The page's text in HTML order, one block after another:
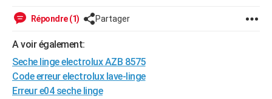
Forum
Aménagement intérieur
Extérieur
Cuisine
Salle de bains
Jardinage
Rangement
WEEK-END
LIFESTYLE
Art de vivre
Bien-être
Loisirs
Mode
Modes de vie
SANTE
Alimentation
Guide de la santé
Maladies
Médicaments
Sommeil
VOYAGE
Répondre (1) Partager
A voir également:
Seche linge electrolux AZB 8575
Code erreur electrolux lave-linge
Erreur e04 seche linge